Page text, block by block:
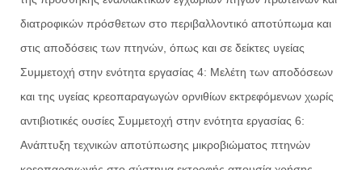
διατροφικών πρόσθετων στο περιβαλλοντικό αποτύπωμα και
στις αποδόσεις των πτηνών, όπως και σε δείκτες υγείας
Συμμετοχή στην ενότητα εργασίας 4: Μελέτη των αποδόσεων
και της υγείας κρεοπαραγωγών ορνιθίων εκτρεφόμενων χωρίς
αντιβιοτικές ουσίες Συμμετοχή στην ενότητα εργασίας 6:
Ανάπτυξη τεχνικών αποτύπωσης μικροβιώματος πτηνών